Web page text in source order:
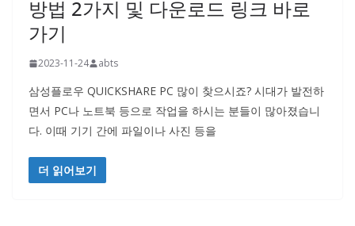
방법 2가지 및 다운로드 링크 바로
가기
2023-11-24 abts
삼성플로우 QUICKSHARE PC 많이 찾으시죠? 시대가 발전하
면서 PC나 노트북 등으로 작업을 하시는 분들이 많아졌습니
다. 이때 기기 간에 파일이나 사진 등을
더 읽어보기